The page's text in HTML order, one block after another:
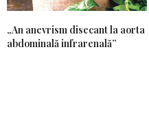
„An anevrism disecant la aorta
abdominală infrarenală”